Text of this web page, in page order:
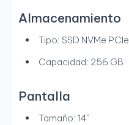
Almacenamiento
Tipo: SSD NVMe PCIe
Capacidad: 256 GB
Pantalla
Tamaño: 14"